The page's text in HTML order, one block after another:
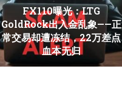
FX110曝光：LTG
GoldRock出入金乱象——正
常交易却遭冻结，22万差点
血本无归